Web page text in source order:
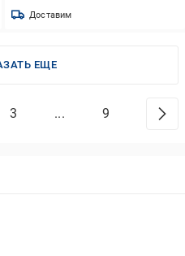
Доставим
ЕЩЕ
3 ... 9